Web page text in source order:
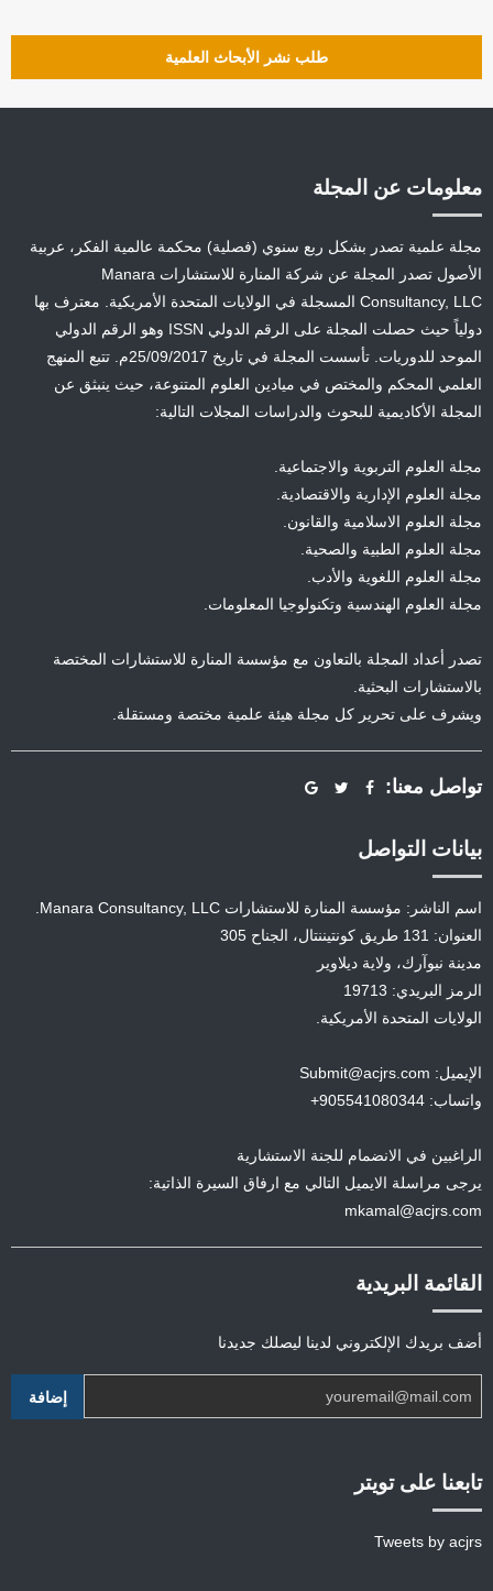
طلب نشر الأبحاث العلمية
معلومات عن المجلة
مجلة علمية تصدر بشكل ربع سنوي (فصلية) محكمة عالمية الفكر، عربية
الأصول تصدر المجلة عن شركة المنارة للاستشارات Manara
Consultancy, LLC المسجلة في الولايات المتحدة الأمريكية. معترف بها
دولياً حيث حصلت المجلة على الرقم الدولي ISSN وهو الرقم الدولي
الموحد للدوريات. تأسست المجلة في تاريخ 25/09/2017م. تتبع المنهج
العلمي المحكم والمختص في ميادين العلوم المتنوعة، حيث ينبثق عن
المجلة الأكاديمية للبحوث والدراسات المجلات التالية:
مجلة العلوم التربوية والاجتماعية.
مجلة العلوم الإدارية والاقتصادية.
مجلة العلوم الاسلامية والقانون.
مجلة العلوم الطبية والصحية.
مجلة العلوم اللغوية والأدب.
مجلة العلوم الهندسية وتكنولوجيا المعلومات.
تصدر أعداد المجلة بالتعاون مع مؤسسة المنارة للاستشارات المختصة
بالاستشارات البحثية.
ويشرف على تحرير كل مجلة هيئة علمية مختصة ومستقلة.
تواصل معنا:
بيانات التواصل
اسم الناشر: مؤسسة المنارة للاستشارات Manara Consultancy, LLC.
العنوان: 131 طريق كونتيننتال، الجناح 305
مدينة نيوآرك، ولاية ديلاوير
الرمز البريدي: 19713
الولايات المتحدة الأمريكية.
الإيميل: Submit@acjrs.com
واتساب: 905541080344+
الراغبين في الانضمام للجنة الاستشارية
يرجى مراسلة الايميل التالي مع ارفاق السيرة الذاتية:
mkamal@acjrs.com
القائمة البريدية
أضف بريدك الإلكتروني لدينا ليصلك جديدنا
تابعنا على تويتر
Tweets by acjrs